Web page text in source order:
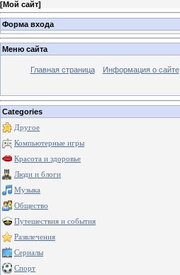
[Мой сайт]
Форма входа
Меню сайта
Главная страница Информация о сайте
Categories
Другое
Компьютерные игры
Красота и здоровье
Люди и блоги
Музыка
Общество
Путешествия и события
Развлечения
Сериалы
Спорт